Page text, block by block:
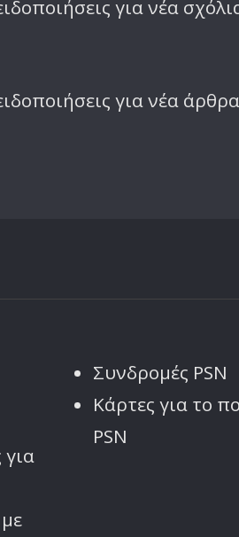
για νέα
για νέα
Συνδρομές PSN
Κάρτες για το
PSN